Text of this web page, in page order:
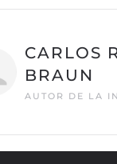
CARLOS
BRAUN
AUTOR DE LA